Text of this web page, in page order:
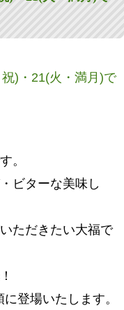
。
ビターな美味し
ただきたい大福で
登場いたします。